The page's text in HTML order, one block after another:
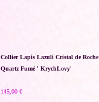
Collier Lapis Lazuli Cristal de Roche
Quartz Fumé ' KrychLovy'
145,00 €